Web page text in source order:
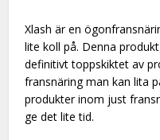
Xlash är en
lite koll på. Denna
definitivt toppskiktet av
fransnäring man kan lita
produkter inom just
ge det lite tid.